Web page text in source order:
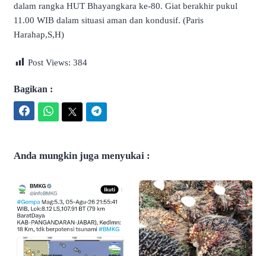
dalam rangka HUT Bhayangkara ke-80. Giat berakhir pukul
11.00 WIB dalam situasi aman dan kondusif. (Paris
Harahap,S,H)
Post Views: 384
Bagikan :
Anda mungkin juga menyukai :